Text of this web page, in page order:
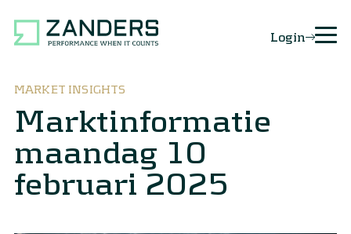
Login
MARKET INSIGHTS
Marktinformatie
maandag 10
februari 2025